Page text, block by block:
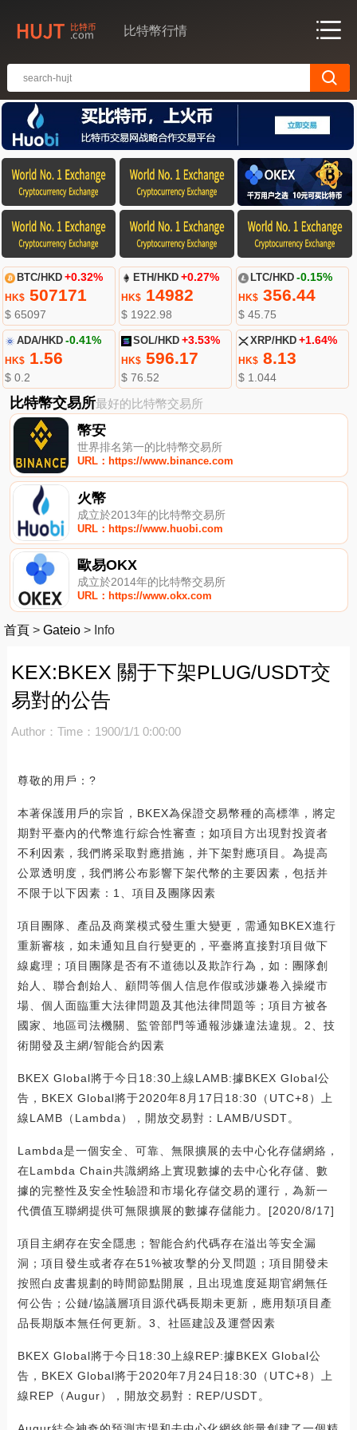
比特幣行情
BTC/HKD +0.32%
HK$507171
$ 65097
ETH/HKD +0.27%
HK$ 14982
$ 1922.98
LTC/HKD -0.15%
HK$356.44
$ 45.75
ADA/HKD -0.41%
HK$1.56
$ 0.2
SOL/HKD +3.53%
HK$ 596.17
$ 76.52
XRP/HKD +1.64%
HK$8.13
$ 1.044
比特幣交易所最好的比特幣交易所
幣安
世界排名第一的比特幣交易所
URL：https://www.binance.com
火幣
成立於2013年的比特幣交易所
URL：https://www.huobi.com
歐易OKX
成立於2014年的比特幣交易所
URL：https://www.okx.com
首頁 > Gateio > Info
KEX:BKEX 關于下架PLUG/USDT交
易對的公告
Author： Time：1900/1/1 0:00:00
尊敬的用戶：?
本著保護用戶的宗旨，BKEX為保證交易幣種的高標準，將定
期對平臺內的代幣進行綜合性審查；如項目方出現對投資者
不利因素，我們將采取對應措施，并下架對應項目。為提高
公眾透明度，我們將公布影響下架代幣的主要因素，包括并
不限于以下因素：1、項目及團隊因素
項目團隊、產品及商業模式發生重大變更，需通知BKEX進行
重新審核，如未通知且自行變更的，平臺將直接對項目做下
線處理；項目團隊是否有不道德以及欺詐行為，如：團隊創
始人、聯合創始人、顧問等個人信息作假或涉嫌卷入操縱市
場、個人面臨重大法律問題及其他法律問題等；項目方被各
國家、地區司法機關、監管部門等通報涉嫌違法違規。2、技
術開發及主網/智能合約因素
BKEX Global將于今日18:30上線LAMB:據BKEX Global公
告，BKEX Global將于2020年8月17日18:30（UTC+8）上
線LAMB（Lambda），開放交易對：LAMB/USDT。
Lambda是一個安全、可靠、無限擴展的去中心化存儲網絡，
在Lambda Chain共識網絡上實現數據的去中心化存儲、數
據的完整性及安全性驗證和市場化存儲交易的運行，為新一
代價值互聯網提供可無限擴展的數據存儲能力。[2020/8/17]
項目主網存在安全隱患；智能合約代碼存在溢出等安全漏
洞；項目發生或者存在51%被攻擊的分叉問題；項目開發未
按照白皮書規劃的時間節點開展，且出現進度延期官網無任
何公告；公鏈/協議層項目源代碼長期未更新，應用類項目產
品長期版本無任何更新。3、社區建設及運營因素
BKEX Global將于今日18:30上線REP:據BKEX Global公
告，BKEX Global將于2020年7月24日18:30（UTC+8）上
線REP（Augur），開放交易對：REP/USDT。